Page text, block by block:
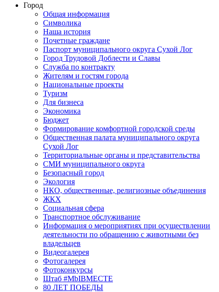
Город
Общая информация
Символика
Наша история
Почетные граждане
Паспорт муниципального округа Сухой Лог
Город Трудовой Доблести и Славы
Служба по контракту
Жителям и гостям города
Национальные проекты
Туризм
Для бизнеса
Экономика
Бюджет
Формирование комфортной городской среды
Общественная палата муниципального округа
Сухой Лог
Территориальные органы и представительства
СМИ муниципального округа
Безопасный город
Экология
НКО, общественные, религиозные объединения
ЖКХ
Социальная сфера
Транспортное обслуживание
Информация о мероприятиях при осуществлении
деятельности по обращению с животными без
владельцев
Видеогалерея
Фотогалерея
Фотоконкурсы
Штаб #MbIBMECTE
80 ЛЕТ ПОБЕДЫ